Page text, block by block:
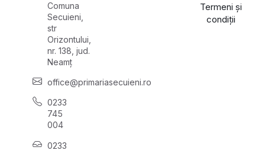
Comuna
Secuieni,
str
Orizontului,
nr. 138, jud.
Neamț
office@primariasecuieni.ro
0233
745
004
0233
Termeni și
condiții